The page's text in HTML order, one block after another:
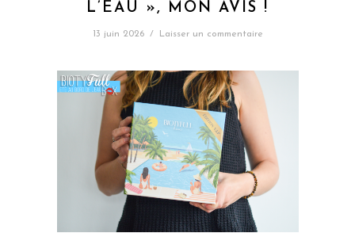
L’EAU », MON AVIS !
13 juin 2026 / Laisser un commentaire